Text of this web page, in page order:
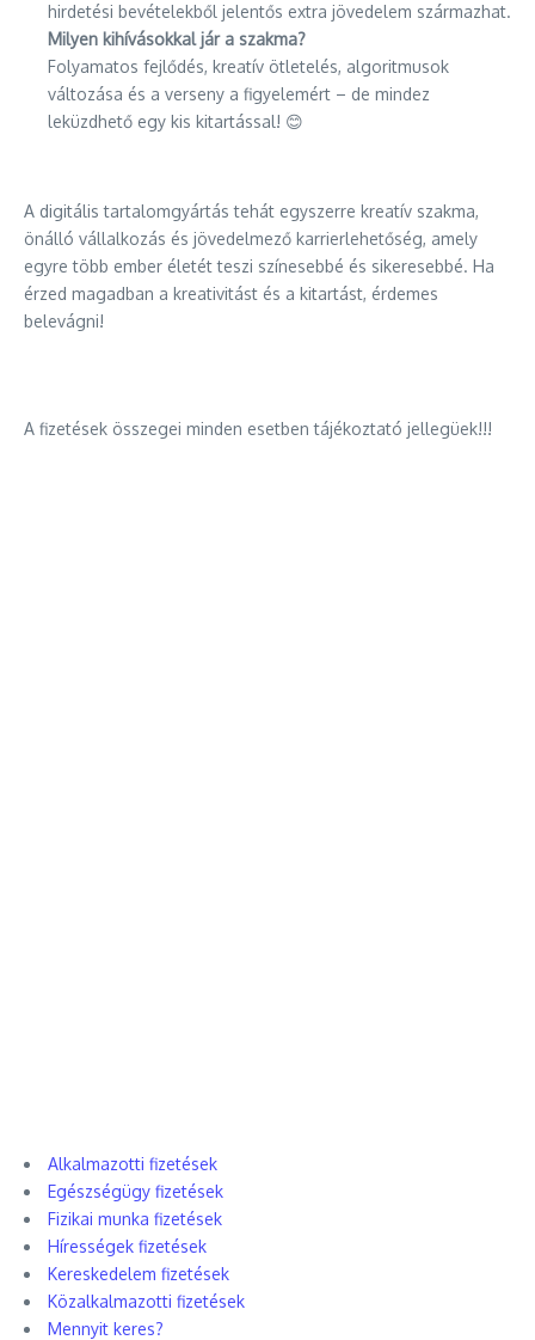
hirdetési bevételekből jelentős extra jövedelem származhat.
Milyen kihívásokkal jár a szakma?
Folyamatos fejlődés, kreatív ötletelés, algoritmusok
változása és a verseny a figyelemért – de mindez
leküzdhető egy kis kitartással! 😊
A digitális tartalomgyártás tehát egyszerre kreatív szakma,
önálló vállalkozás és jövedelmező karrierlehetőség, amely
egyre több ember életét teszi színesebbé és sikeresebbé. Ha
érzed magadban a kreativitást és a kitartást, érdemes
belevágni!
A fizetések összegei minden esetben tájékoztató jellegüek!!!
Alkalmazotti fizetések
Egészségügy fizetések
Fizikai munka fizetések
Hírességek fizetések
Kereskedelem fizetések
Közalkalmazotti fizetések
Mennyit keres?